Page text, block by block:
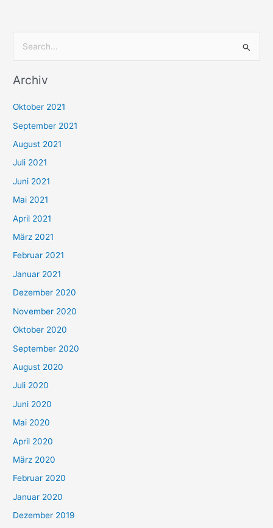
c
n
n
a
c
h
:
Archiv
Oktober 2021
September 2021
August 2021
Juli 2021
Juni 2021
Mai 2021
April 2021
März 2021
Februar 2021
Januar 2021
Dezember 2020
November 2020
Oktober 2020
September 2020
August 2020
Juli 2020
Juni 2020
Mai 2020
April 2020
März 2020
Februar 2020
Januar 2020
Dezember 2019